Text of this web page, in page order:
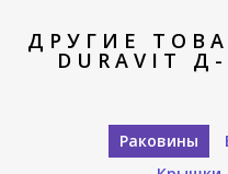
ДРУГИЕ
DURAVIT
Раковины